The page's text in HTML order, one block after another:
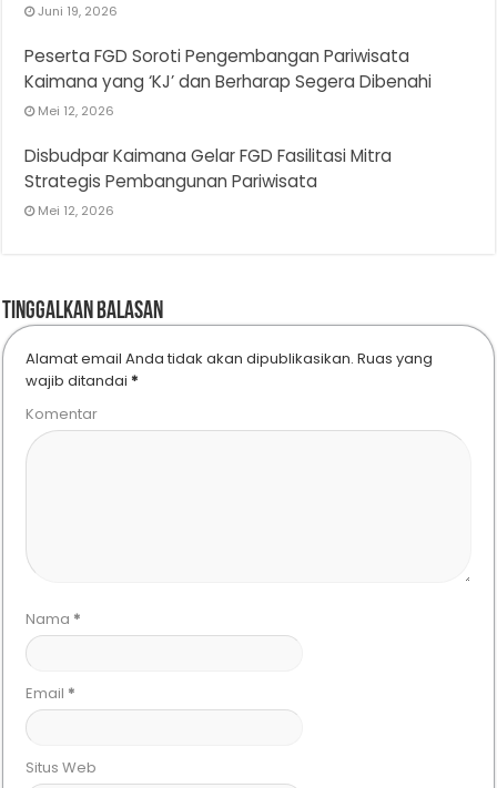
Juni 19, 2026
Peserta FGD Soroti Pengembangan Pariwisata
Kaimana yang ‘KJ’ dan Berharap Segera Dibenahi
Mei 12, 2026
Disbudpar Kaimana Gelar FGD Fasilitasi Mitra
Strategis Pembangunan Pariwisata
Mei 12, 2026
Tinggalkan Balasan
Alamat email Anda tidak akan dipublikasikan. Ruas yang
wajib ditandai *
Komentar
Nama *
Email *
Situs Web